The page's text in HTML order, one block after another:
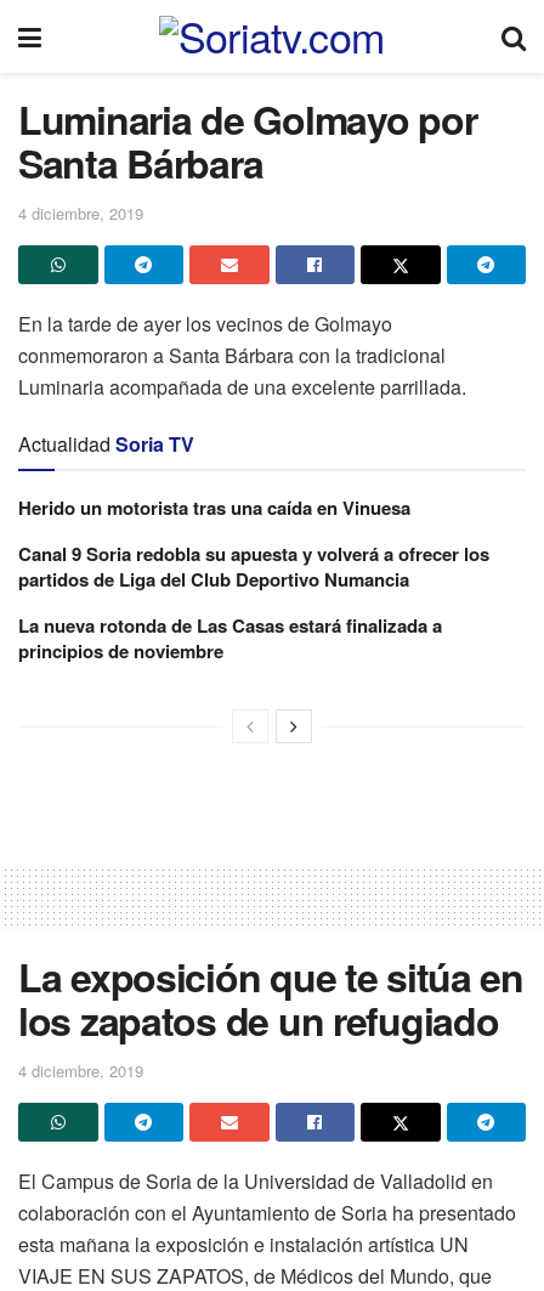
Luminaria de Golmayo por
Santa Bárbara
4 diciembre, 2019
En la tarde de ayer los vecinos de Golmayo
conmemoraron a Santa Bárbara con la tradicional
Luminaria acompañada de una excelente parrillada.
Actualidad Soria TV
Herido un motorista tras una caída en Vinuesa
Canal 9 Soria redobla su apuesta y volverá a ofrecer los
partidos de Liga del Club Deportivo Numancia
La nueva rotonda de Las Casas estará finalizada a
principios de noviembre
La exposición que te sitúa en
los zapatos de un refugiado
4 diciembre, 2019
El Campus de Soria de la Universidad de Valladolid en
colaboración con el Ayuntamiento de Soria ha presentado
esta mañana la exposición e instalación artística UN
VIAJE EN SUS ZAPATOS, de Médicos del Mundo, que